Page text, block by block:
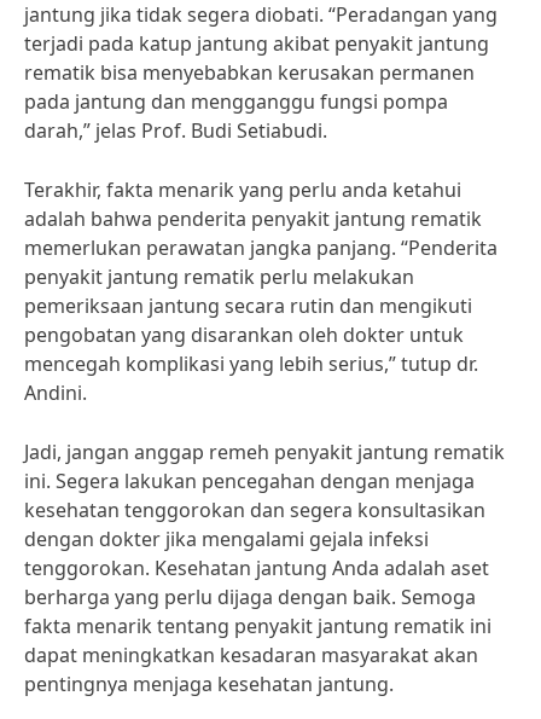
jantung jika tidak segera diobati. “Peradangan yang
terjadi pada katup jantung akibat penyakit jantung
rematik bisa menyebabkan kerusakan permanen
pada jantung dan mengganggu fungsi pompa
darah,” jelas Prof. Budi Setiabudi.
Terakhir, fakta menarik yang perlu anda ketahui
adalah bahwa penderita penyakit jantung rematik
memerlukan perawatan jangka panjang. “Penderita
penyakit jantung rematik perlu melakukan
pemeriksaan jantung secara rutin dan mengikuti
pengobatan yang disarankan oleh dokter untuk
mencegah komplikasi yang lebih serius,” tutup dr.
Andini.
Jadi, jangan anggap remeh penyakit jantung rematik
ini. Segera lakukan pencegahan dengan menjaga
kesehatan tenggorokan dan segera konsultasikan
dengan dokter jika mengalami gejala infeksi
tenggorokan. Kesehatan jantung Anda adalah aset
berharga yang perlu dijaga dengan baik. Semoga
fakta menarik tentang penyakit jantung rematik ini
dapat meningkatkan kesadaran masyarakat akan
pentingnya menjaga kesehatan jantung.